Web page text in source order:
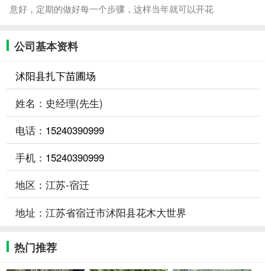
意好，定期的做好每一个步骤，这样当年就可以开花
公司基本资料
沭阳县扎下苗圃场
姓名：史经理(先生)
电话： 15240390999
手机： 15240390999
地区：江苏-宿迁
地址：江苏省宿迁市沭阳县花木大世界
热门推荐